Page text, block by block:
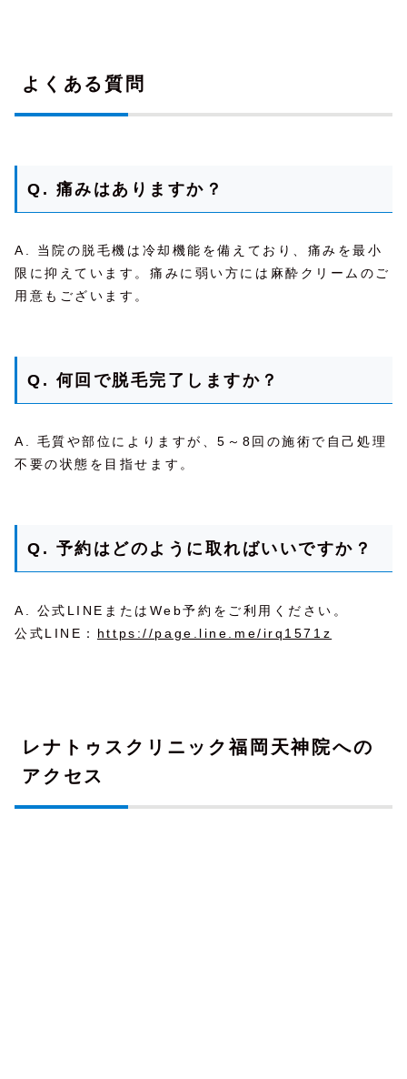
よくある質問
Q. 痛みはありますか？
A. 当院の脱毛機は冷却機能を備えており、痛みを最小
限に抑えています。痛みに弱い方には麻酔クリームのご
用意もございます。
Q. 何回で脱毛完了しますか？
A. 毛質や部位によりますが、5～8回の施術で自己処理
不要の状態を目指せます。
Q. 予約はどのように取ればいいですか？
A. 公式LINEまたはWeb予約をご利用ください。
公式LINE： https://page.line.me/irq1571z
レナトゥスクリニック福岡天神院への
アクセス